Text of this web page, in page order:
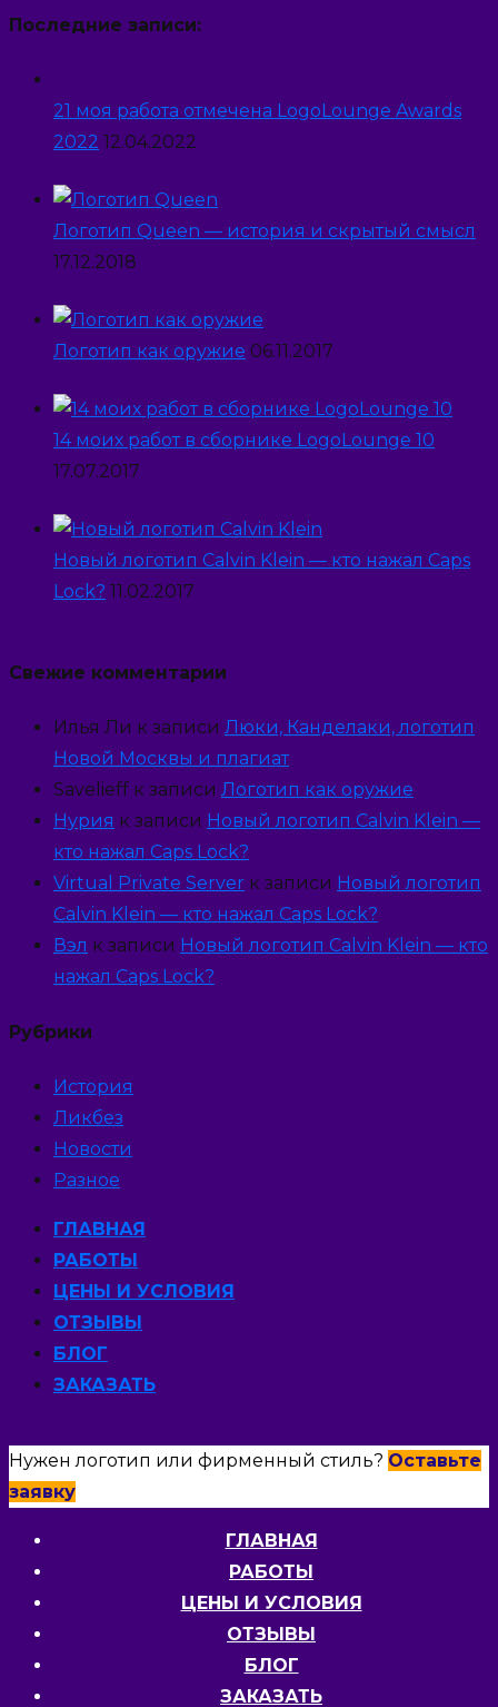
Последние записи:
21 моя работа отмечена LogoLounge Awards
2022 12.04.2022
Логотип Queen — история и скрытый смысл
17.12.2018
Логотип как оружие 06.11.2017
14 моих работ в сборнике LogoLounge 10
17.07.2017
Новый логотип Calvin Klein — кто нажал Caps
Lock? 11.02.2017
Свежие комментарии
Илья Ли к записи Люки, Канделаки, логотип
Новой Москвы и плагиат
Savelieff к записи Логотип как оружие
Нурия к записи Новый логотип Calvin Klein —
кто нажал Caps Lock?
Virtual Private Server к записи Новый логотип
Calvin Klein — кто нажал Caps Lock?
Вэл к записи Новый логотип Calvin Klein — кто
нажал Caps Lock?
Рубрики
История
Ликбез
Новости
Разное
ГЛАВНАЯ
РАБОТЫ
ЦЕНЫ И УСЛОВИЯ
ОТЗЫВЫ
БЛОГ
ЗАКАЗАТЬ
Нужен логотип или фирменный стиль? Оставьте
заявку
ГЛАВНАЯ
РАБОТЫ
ЦЕНЫ И УСЛОВИЯ
ОТЗЫВЫ
БЛОГ
ЗАКАЗАТЬ